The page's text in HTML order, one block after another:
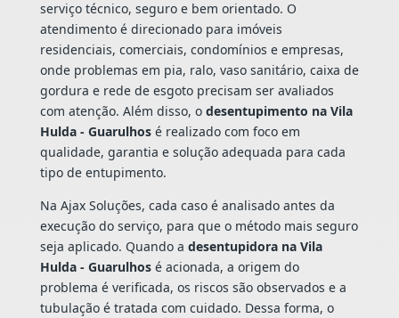
serviço técnico, seguro e bem orientado. O
atendimento é direcionado para imóveis
residenciais, comerciais, condomínios e empresas,
onde problemas em pia, ralo, vaso sanitário, caixa de
gordura e rede de esgoto precisam ser avaliados
com atenção. Além disso, o desentupimento na Vila
Hulda - Guarulhosé realizado com foco em
qualidade, garantia e solução adequada para cada
tipo de entupimento.
Na Ajax Soluções, cada caso é analisado antes da
execução do serviço, para que o método mais seguro
seja aplicado. Quando a desentupidora na Vila
Hulda - Guarulhosé acionada, a origem do
problema é verificada, os riscos são observados e a
tubulação é tratada com cuidado. Dessa forma, o